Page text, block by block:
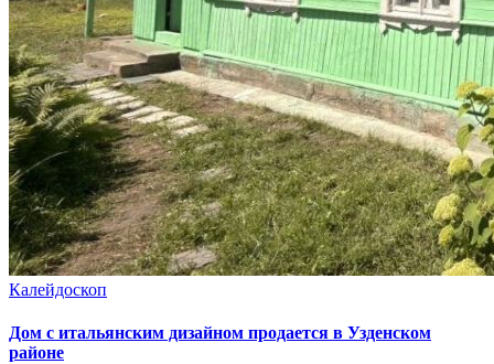
Калейдоскоп
Дом с итальянским дизайном продается в Узденском
районе